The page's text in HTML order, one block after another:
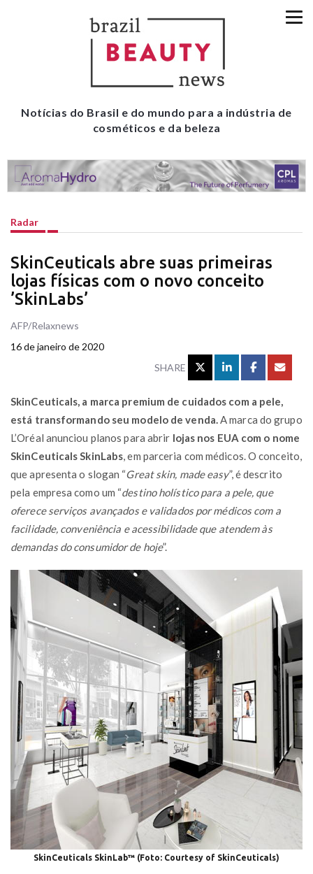
Notícias do Brasil e do mundo para a indústria de
cosméticos e da beleza
Radar
SkinCeuticals abre suas primeiras
lojas físicas com o novo conceito
’SkinLabs’
AFP/Relaxnews
16 de janeiro de 2020
SHARE
SkinCeuticals, a marca premium de cuidados com a pele,
está transformando seu modelo de venda.A marca do grupo
L’Oréal anunciou planos para abrir lojas nos EUA com o nome
SkinCeuticals SkinLabs, em parceria com médicos. O conceito,
que apresenta o slogan “Great skin, made easy”, é descrito
pela empresa como um “destino holístico para a pele, que
oferece serviços avançados e validados por médicos com a
facilidade, conveniência e acessibilidade que atendem às
demandas do consumidor de hoje”.
SkinCeuticals SkinLab™ (Foto: Courtesy of SkinCeuticals)